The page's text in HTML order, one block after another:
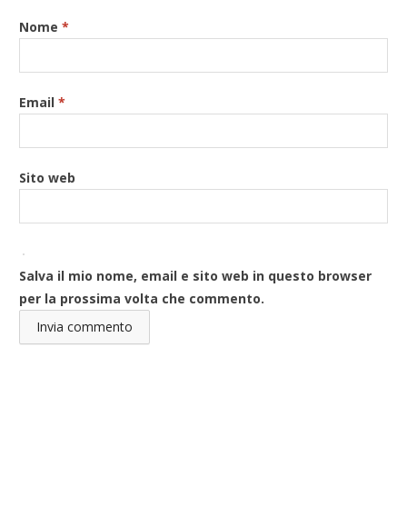
Nome*
Email*
Sito web
Salva il mio nome, email e sito web in questo browser
per la prossima volta che commento.